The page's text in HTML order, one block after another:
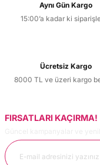
Ürün fiyatı diğer
Aynı Gün Kargo
15:00’a kadar ki
Ücretsiz Kargo
8000 TL ve üzeri kargo
FIRSATLARI KAÇIRMA!